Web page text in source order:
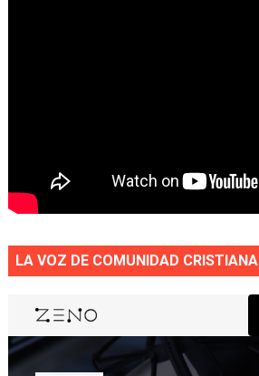
LA VOZ DE COMUNIDAD CRISTIANA